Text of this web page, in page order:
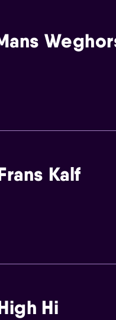
Kalf
Hi